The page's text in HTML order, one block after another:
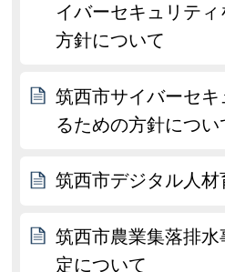
イバーセキュリテ
方針について
筑西市サイバーセ
るための方針につい
筑西市デジタル人材
筑西市農業集落排
定について